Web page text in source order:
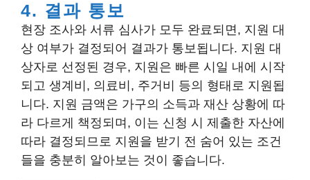
4. 결과 통보
현장 조사와 서류 심사가 모두 완료되면, 지원 대
상 여부가 결정되어 결과가 통보됩니다. 지원 대
상자로 선정된 경우, 지원은 빠른 시일 내에 시작
되고 생계비, 의료비, 주거비 등의 형태로 지원됩
니다. 지원 금액은 가구의 소득과 재산 상황에 따
라 다르게 책정되며, 이는 신청 시 제출한 자산에
따라 결정되므로 지원을 받기 전 숨어 있는 조건
들을 충분히 알아보는 것이 좋습니다.